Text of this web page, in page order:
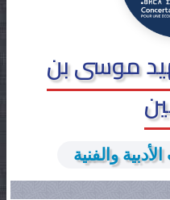
موسى بن
والفنية